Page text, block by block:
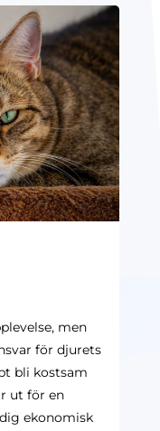
men
för djurets
bli kostsam
ut för en
ekonomisk